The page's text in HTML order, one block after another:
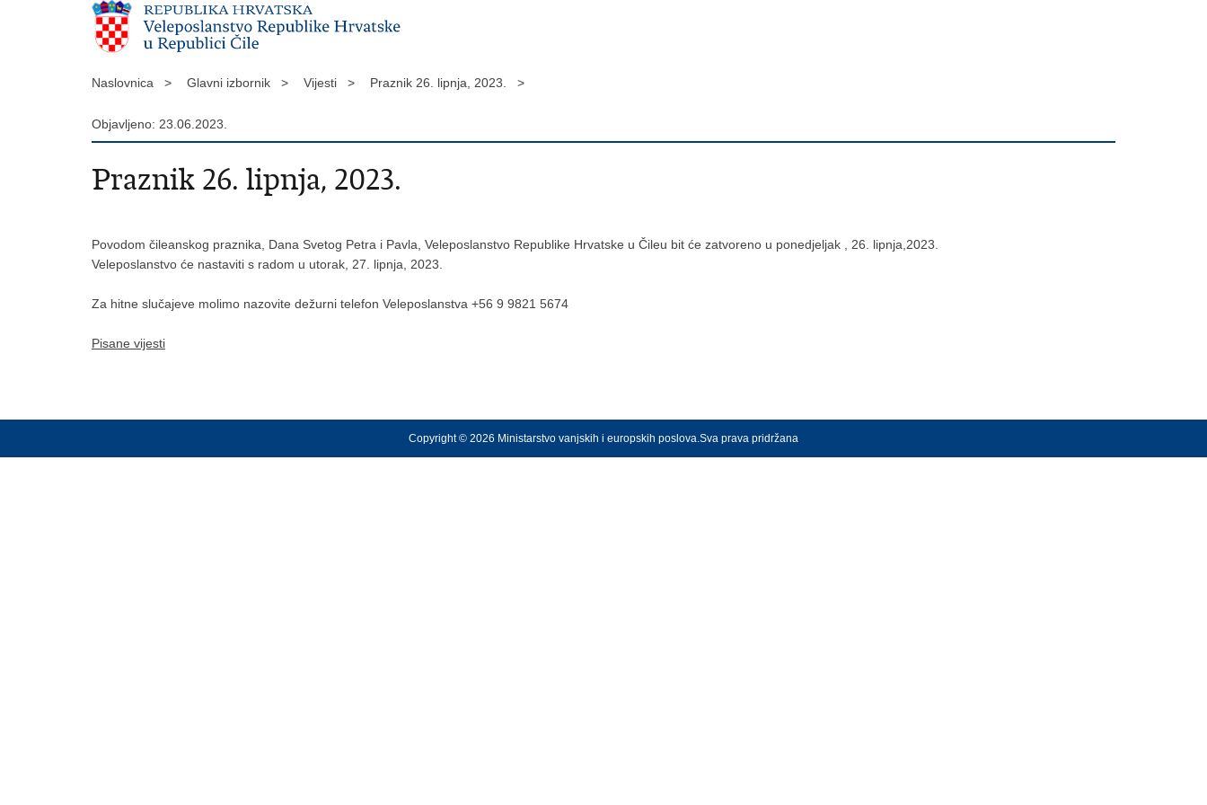
Naslovnica > Glavni izbornik > Vijesti > Praznik 26. lipnja, 2023. >
Objavljeno: 23.06.2023.
Praznik 26. lipnja, 2023.
Povodom čileanskog praznika, Dana Svetog Petra i Pavla, Veleposlanstvo Republike Hrvatske u Čileu bit će zatvoreno u ponedjeljak , 26. lipnja,2023.
Veleposlanstvo će nastaviti s radom u utorak, 27. lipnja, 2023.
Za hitne slučajeve molimo nazovite dežurni telefon Veleposlanstva +56 9 9821 5674
Pisane vijesti
Copyright © 2026 Ministarstvo vanjskih i europskih poslova.Sva prava pridržana